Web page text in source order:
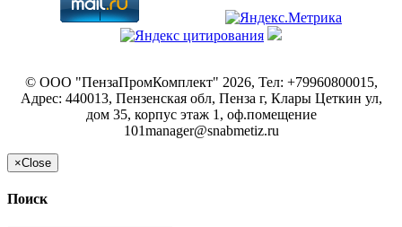
© ООО "ПензаПромКомплект" 2026, Тел: +79960800015,
Адрес: 440013, Пензенская обл, Пенза г, Клары Цеткин ул,
дом 35, корпус этаж 1, оф.помещение
101manager@snabmetiz.ru
×Close
Поиск